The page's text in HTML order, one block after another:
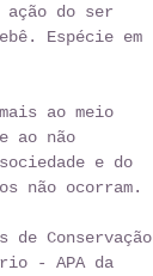
ação do ser
Espécie em
ao não
e do
não ocorram.
- APA da